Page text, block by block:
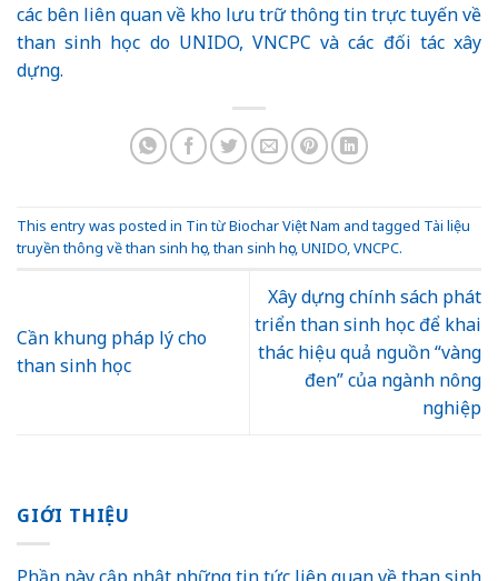
các bên liên quan về kho lưu trữ thông tin trực tuyến về
than sinh học do UNIDO, VNCPC và các đối tác xây
dựng.
This entry was posted in Tin từ Biochar Việt Nam and tagged Tài liệu
truyền thông về than sinh học,than sinh học,UNIDO,VNCPC.
Cần khung pháp lý cho
than sinh học
Xây dựng chính sách phát
triển than sinh học để khai
thác hiệu quả nguồn “vàng
đen” của ngành nông
nghiệp
GIỚI THIỆU
Phần này cập nhật những tin tức liên quan về than sinh